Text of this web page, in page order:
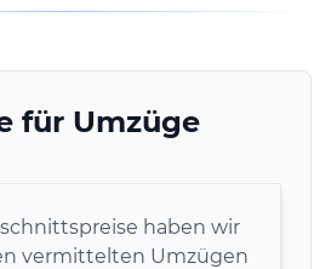
für Umzüge
haben wir
vermittelten Umzügen